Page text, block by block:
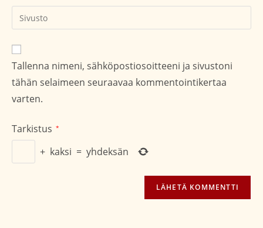
kommentoidaksesi
Kirjoita
sivustosi
verkko-
osoite/URL
(valinnainen)
Tallenna nimeni, sähköpostiosoitteeni ja sivustoni
tähän selaimeen seuraavaa kommentointikertaa
varten.
Tarkistus *
+ kaksi = yhdeksän